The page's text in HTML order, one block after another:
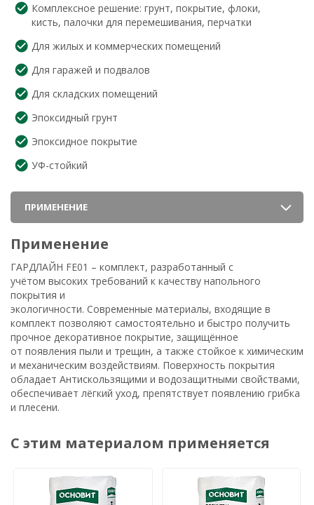
Комплексное решение: грунт, покрытие, флоки,
кисть, палочки для перемешивания, перчатки
Для жилых и коммерческих помещений
Для гаражей и подвалов
Для складских помещений
Эпоксидный грунт
Эпоксидное покрытие
УФ-стойкий
ПРИМЕНЕНИЕ
Применение
ГАРДЛАЙН FE01 – комплект, разработанный с
учётом высоких требований к качеству напольного
покрытия и
экологичности. Современные материалы, входящие в
комплект позволяют самостоятельно и быстро получить
прочное декоративное покрытие, защищённое
от появления пыли и трещин, а также стойкое к химическим
и механическим воздействиям. Поверхность покрытия
обладает Антискользящими и водозащитными свойствами,
обеспечивает лёгкий уход, препятствует появлению грибка
и плесени.
С этим материалом применяется